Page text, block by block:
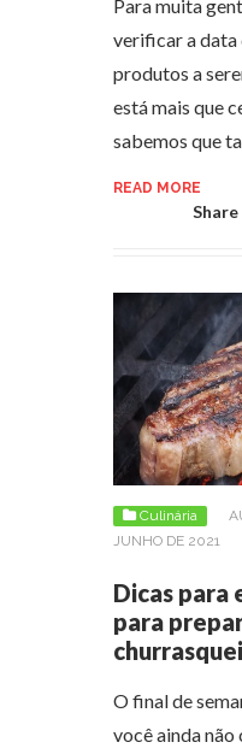
Para muita
verificar a data
produtos a
está mais que
sabemos que
READ MORE
Share
Culinária
JUNHO DE 2021
Dicas para
para
O final de
você ainda não